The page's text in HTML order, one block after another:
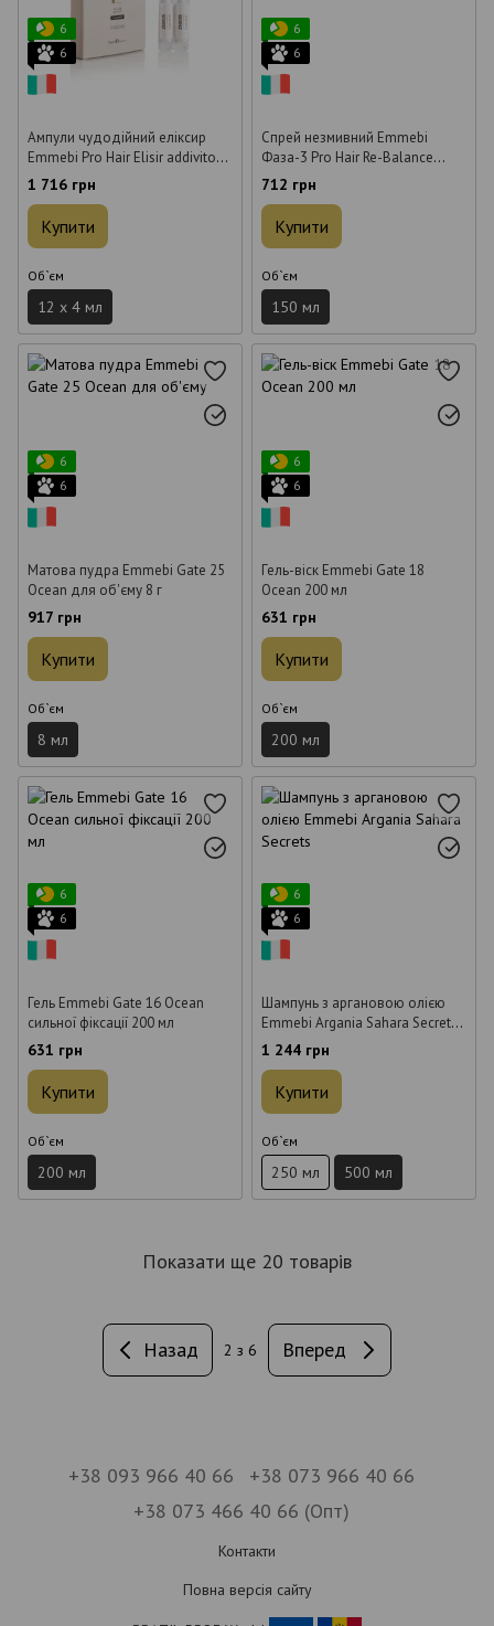
6
6
Ампули чудодійний еліксир
Emmebi Pro Hair Elisir addivito
multifuzionale 12 шт. х 4 мл
1 716 грн
Купити
Об`єм
12 х 4 мл
6
6
Спрей незмивний Emmebi
Фаза-3 Pro Hair Re-Balance
фіксація кольору 150 мл
712 грн
Купити
Об`єм
150 мл
6
6
Матова пудра Emmebi Gate 25
Ocean для об'єму 8 г
917 грн
Купити
Об`єм
8 мл
6
6
Гель-віск Emmebi Gate 18
Ocean 200 мл
631 грн
Купити
Об`єм
200 мл
6
6
Гель Emmebi Gate 16 Ocean
сильної фіксації 200 мл
631 грн
Купити
Об`єм
200 мл
6
6
Шампунь з аргановою олією
Emmebi Argania Sahara Secrets
500 мл
1 244 грн
Купити
Об`єм
250 мл 500 мл
Показати ще 20 товарів
Назад 2 з 6 Вперед
+38 093 966 40 66
+38 073 966 40 66
+38 073 466 40 66 (Опт)
Контакти
Повна версія сайту